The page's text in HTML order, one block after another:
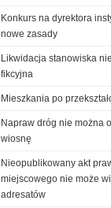
Konkurs na dyrektora
nowe zasady
Likwidacja stanowiska
fikcyjna
Mieszkania po
Napraw dróg nie można
wiosnę
Nieopublikowany akt
miejscowego nie może
adresatów